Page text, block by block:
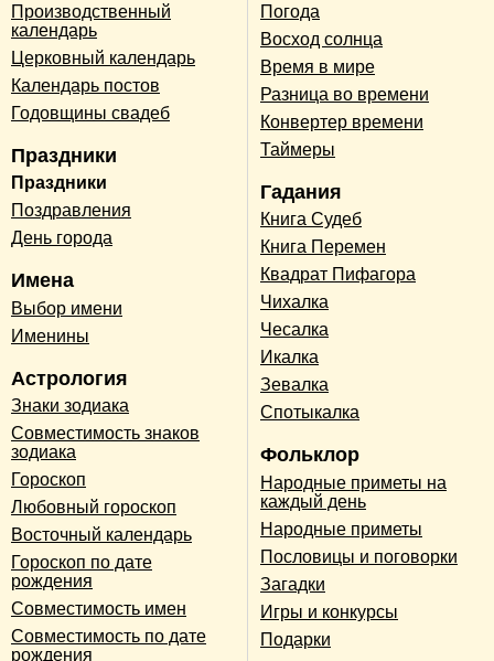
Производственный
календарь
Церковный календарь
Календарь постов
Годовщины свадеб
Праздники
Праздники
Поздравления
День города
Имена
Выбор имени
Именины
Астрология
Знаки зодиака
Совместимость знаков
зодиака
Гороскоп
Любовный гороскоп
Восточный календарь
Гороскоп по дате
рождения
Совместимость имен
Совместимость по дате
рождения
Погода
Восход солнца
Время в мире
Разница во времени
Конвертер времени
Таймеры
Гадания
Книга Судеб
Книга Перемен
Квадрат Пифагора
Чихалка
Чесалка
Икалка
Зевалка
Спотыкалка
Фольклор
Народные приметы на
каждый день
Народные приметы
Пословицы и поговорки
Загадки
Игры и конкурсы
Подарки